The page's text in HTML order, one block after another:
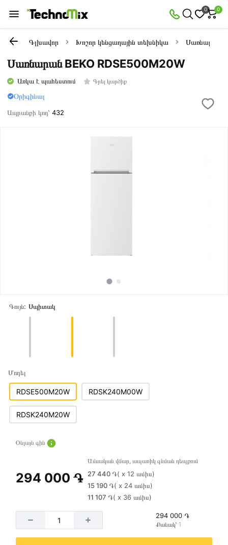
0 0
Գլխավոր Խոշոր կենցաղային տեխնիկա
Սառնարան BEKO RDSE500M20W
Առկա է պահեստում Գրել կարծիք
Օրիգինալ
Ապրանքի կոդ՝432
Գույն: Սպիտակ
Մոդել
RDSE500M20W RDSK240M00W
RDSK240M20W
Օնլայն գին
294 000 ֏
Ամսական վճար, ապառիկ գնման դեպքում
27 440 ֏( x 12 ամիս)
15 190 ֏( x 24 ամիս)
11 107 ֏( x 36 ամիս)
294 000 ֏
Քանակ՝ 1